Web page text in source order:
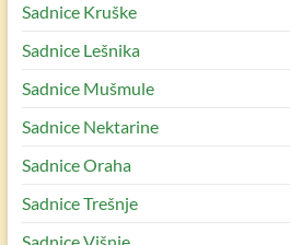
Sadnice Kruške
Sadnice Lešnika
Sadnice Mušmule
Sadnice Nektarine
Sadnice Oraha
Sadnice Trešnje